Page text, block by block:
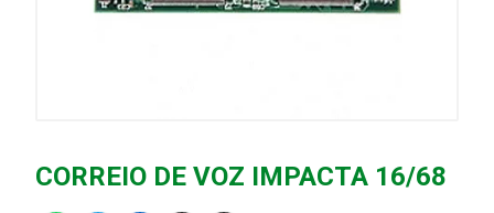
CORREIO DE VOZ IMPACTA 16/68